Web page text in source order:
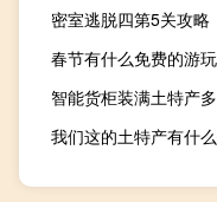
密室逃脱四第5关攻略
春节有什么免费的游
智能货柜装满土特产
我们这的土特产有什